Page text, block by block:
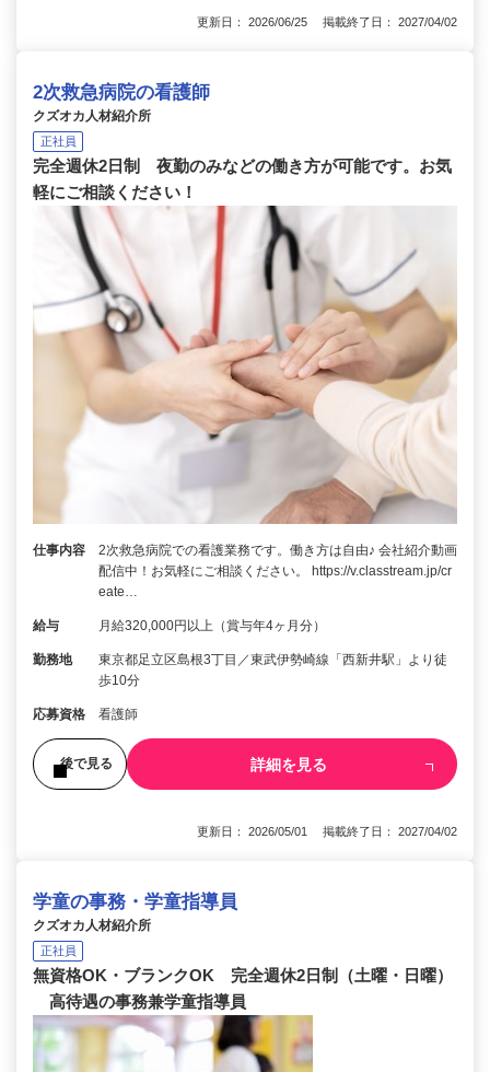
更新日： 2026/06/25 掲載終了日： 2027/04/02
2次救急病院の看護師
クズオカ人材紹介所
正社員
完全週休2日制 夜勤のみなどの働き方が可能です。お気
軽にご相談ください！
仕事内容
2次救急病院での看護業務です。働き方は自由♪ 会社紹介動画
配信中！お気軽にご相談ください。 https://v.classtream.jp/cr
eate…
給与 月給320,000円以上（賞与年4ヶ月分）
勤務地
東京都足立区島根3丁目／東武伊勢崎線「西新井駅」より徒
歩10分
応募資格 看護師
後で見る 詳細を見る
更新日： 2026/05/01 掲載終了日： 2027/04/02
学童の事務・学童指導員
クズオカ人材紹介所
正社員
無資格OK・ブランクOK 完全週休2日制（土曜・日曜）
高待遇の事務兼学童指導員